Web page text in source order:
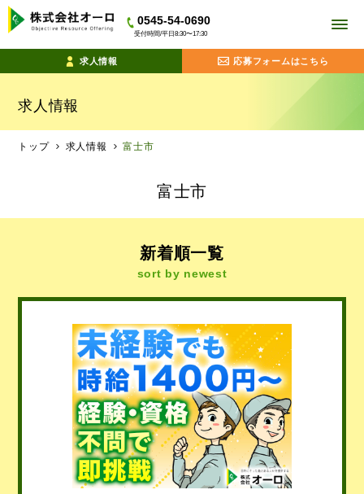
0545-54-0690
受付時間/平日8:30〜17:30
求人情報 応募フォームはこちら
求人情報
トップ 求人情報 富士市
富士市
新着順一覧
sort by newest